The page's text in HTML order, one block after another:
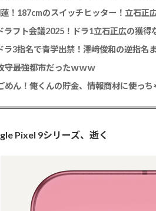
ラフト会議2025！ドラ1立石正広の獲得
ラ3指名で青学出禁！澤﨑俊和の逆指名
守最強都市だったｗｗｗ
Pixel 9シリーズ、逝く